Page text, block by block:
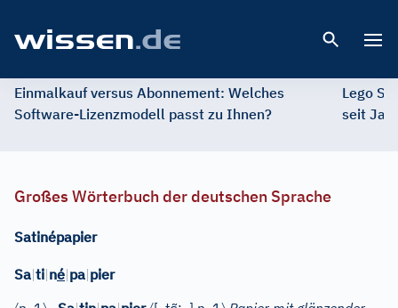
Einmalkauf versus Abonnement: Welches
Software-Lizenzmodell passt zu Ihnen?
Lego
seit
Großes Wörterbuch der deutschen Sprache
Satinépapier
Sa|ti|né|pa|pier